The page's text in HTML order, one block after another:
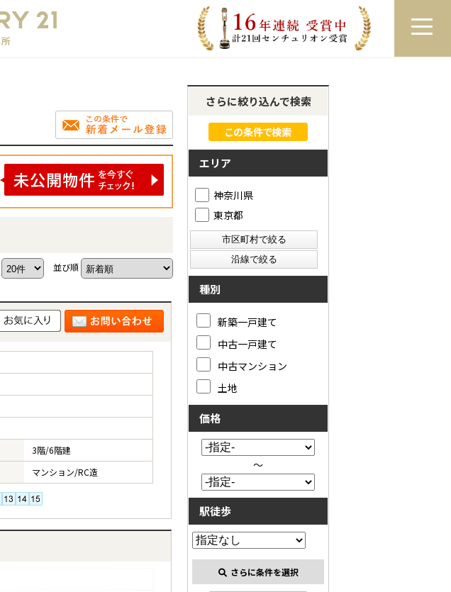
ログイン 来店予約 LINEで相談
並び順
3階/6階建
マンション/RC造
さらに絞り込んで検索
エリア
神奈川県
東京都
種別
新築一戸建て
中古一戸建て
中古マンション
土地
価格
～
駅徒歩
さらに条件を選択